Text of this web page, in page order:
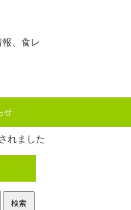
、食レ
せ
れました